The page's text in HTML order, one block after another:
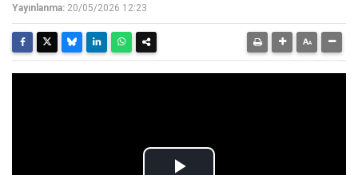
Yayınlanma: 20/05/2026 12:23